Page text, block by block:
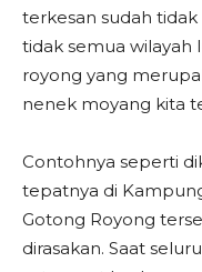
terkesan sudah
tidak semua wilayah
royong yang
nenek moyang kita
Contohnya seperti
tepatnya di
Gotong Royong
dirasakan. Saat